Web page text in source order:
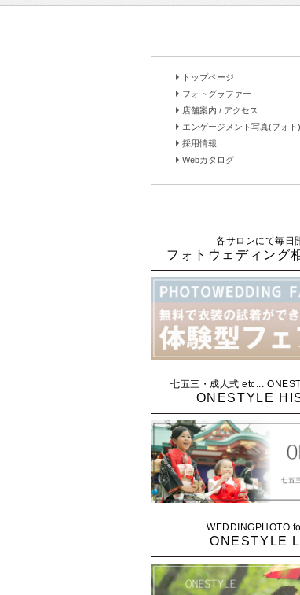
トップページ
フォトグラファー
店舗案内 / アクセス
エンゲージメント写真(フォト)
採用情報
Webカタログ
各サロンにて毎日
フォトウェディング
七五三・成人式 etc...
ONESTYLE
WEDDINGPHOTO
ONESTYLE